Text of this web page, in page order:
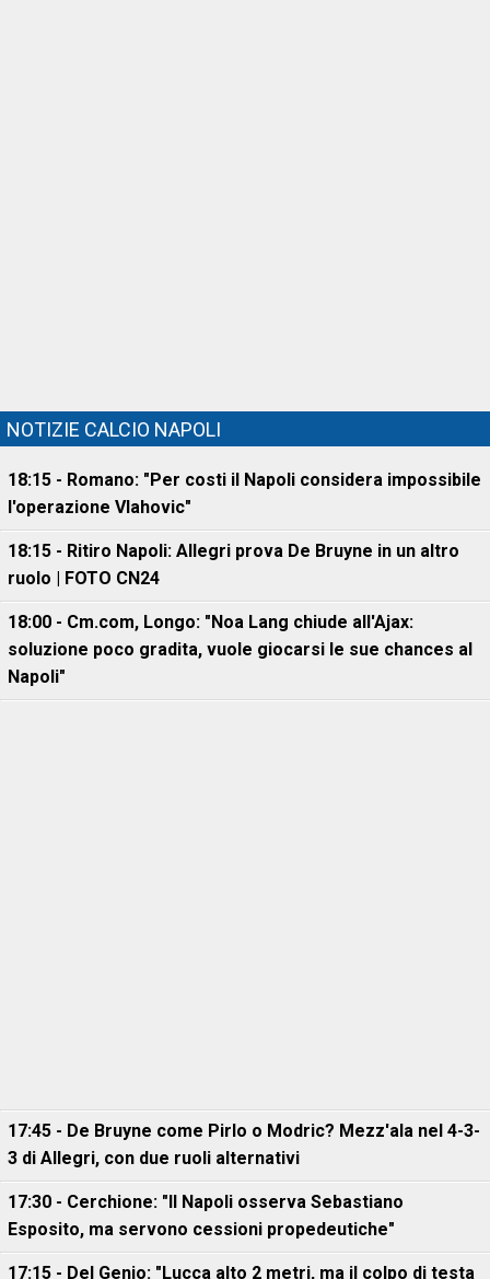
NOTIZIE CALCIO NAPOLI
18:15 - Romano: "Per costi il Napoli considera impossibile
l'operazione Vlahovic"
18:15 - Ritiro Napoli: Allegri prova De Bruyne in un altro
ruolo | FOTO CN24
18:00 - Cm.com, Longo: "Noa Lang chiude all'Ajax:
soluzione poco gradita, vuole giocarsi le sue chances al
Napoli"
17:45 - De Bruyne come Pirlo o Modric? Mezz'ala nel 4-3-
3 di Allegri, con due ruoli alternativi
17:30 - Cerchione: "Il Napoli osserva Sebastiano
Esposito, ma servono cessioni propedeutiche"
17:15 - Del Genio: "Lucca alto 2 metri, ma il colpo di testa